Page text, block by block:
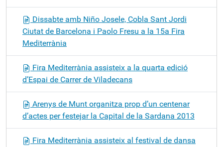
Dissabte amb Niño Josele, Cobla Sant Jordi
Ciutat de Barcelona i Paolo Fresu a la 15a Fira
Mediterrània
Fira Mediterrània assisteix a la quarta edició
d’Espai de Carrer de Viladecans
Arenys de Munt organitza prop d’un centenar
d’actes per festejar la Capital de la Sardana 2013
Fira Mediterrània assisteix al festival de dansa